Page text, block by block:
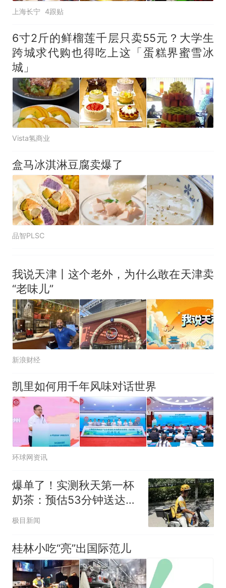
上海长宁 4跟贴
6寸2斤的鲜榴莲千层只卖55元？大学生
跨城求代购也得吃上这「蛋糕界蜜雪冰
城」
Vista氢商业
盒马冰淇淋豆腐卖爆了
品智PLSC
我说天津丨这个老外，为什么敢在天津卖
“老味儿”
新浪财经
凯里如何用千年风味对话世界
环球网资讯
爆单了！实测秋天第一杯
奶茶：预估53分钟送达，
实际耗时92分钟
极目新闻
桂林小吃“亮”出国际范儿